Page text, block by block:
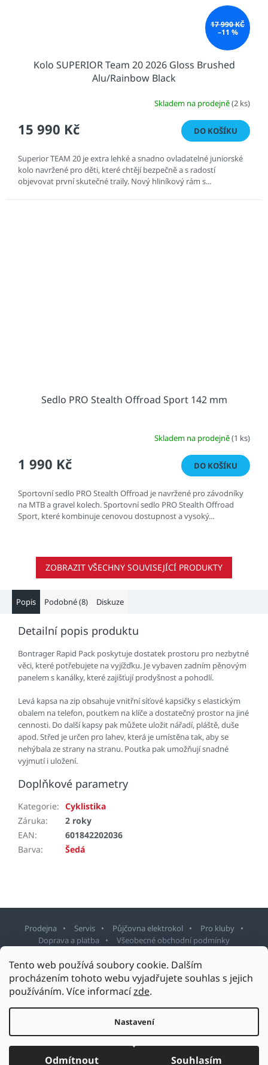
Tento web používá soubory cookie. Dalším
procházením tohoto webu vyjadřujete souhlas s jejich
používáním. Více informacízde.
Nastavení
Odmítnout Souhlasím
17 990 KČ
–11 %
Kolo SUPERIOR Team 20 2026 Gloss Brushed
Alu/Rainbow Black
Skladem na prodejně(2 ks)
15 990 Kč DO KOŠÍKU
Superior TEAM 20 je extra lehké a snadno ovladatelné juniorské
kolo navržené pro děti, které chtějí bezpečně a s radostí
objevovat první skutečné traily. Nový hliníkový rám s...
Sedlo PRO Stealth Offroad Sport 142 mm
Skladem na prodejně(1 ks)
1 990 Kč DO KOŠÍKU
Sportovní sedlo PRO Stealth Offroad je navržené pro závodníky
na MTB a gravel kolech. Sportovní sedlo PRO Stealth Offroad
Sport, které kombinuje cenovou dostupnost a vysoký...
ZOBRAZIT VŠECHNY SOUVISEJÍCÍ PRODUKTY
Popis Podobné (8) Diskuze
Detailní popis produktu
Bontrager Rapid Pack poskytuje dostatek prostoru pro nezbytné
věci, které potřebujete na vyjížďku. Je vybaven zadním pěnovým
panelem s kanálky, které zajišťují prodyšnost a pohodlí.
Levá kapsa na zip obsahuje vnitřní síťové kapsičky s elastickým
obalem na telefon, poutkem na klíče a dostatečný prostor na jiné
cennosti. Do další kapsy pak můžete uložit nářadí, pláště, duše
apod. Střed je určen pro lahev, která je umístěna tak, aby se
nehýbala ze strany na stranu. Poutka pak umožňují snadné
vyjmutí i uložení.
Doplňkové parametry
Kategorie: Cyklistika
Záruka:
2 roky
EAN:
601842202036
Barva: Šedá
Prodejna Servis Půjčovna elektrokol
Pro kluby
Doprava a platba
Všeobecné obchodní podmínky
Vytvořil Shoptet
Upravit nastavení cookies
Design šablony vytvořilShoptetak.cz